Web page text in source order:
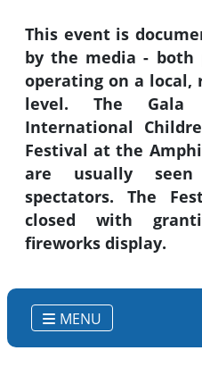
MENU
This event is
by the media - both
operating on a local,
level. The
International
Festival at the
are usually
spectators. The
closed with
fireworks display.